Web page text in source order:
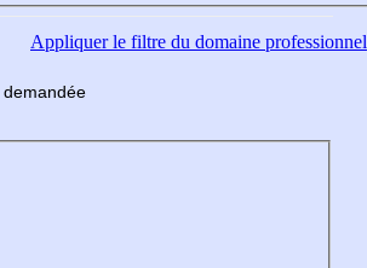
Appliquerle filtre du domaine professionnel
demandée